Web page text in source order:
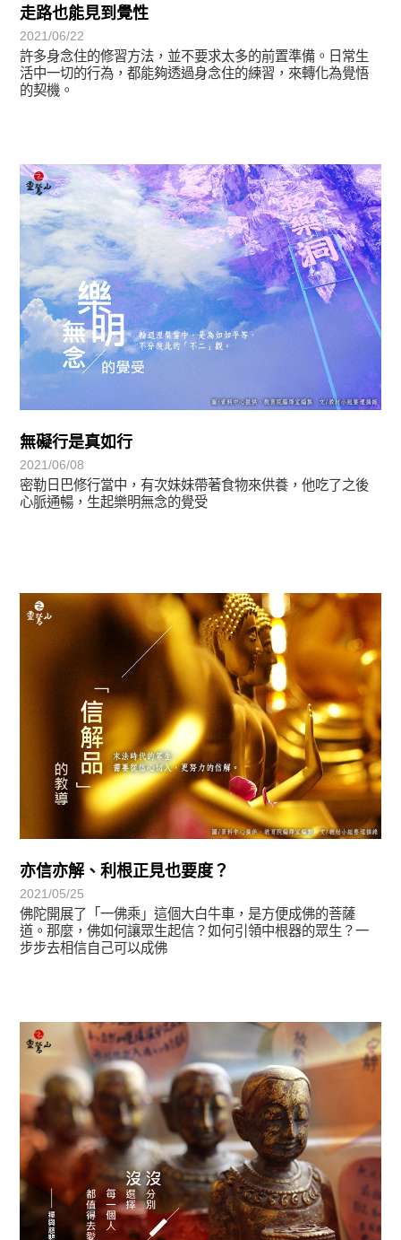
走路也能見到覺性
2021/06/22
許多身念住的修習方法，並不要求太多的前置準備。日常生
活中一切的行為，都能夠透過身念住的練習，來轉化為覺悟
的契機。
無礙行是真如行
2021/06/08
密勒日巴修行當中，有次妹妹帶著食物來供養，他吃了之後
心脈通暢，生起樂明無念的覺受
圓滿覺-華嚴期
亦信亦解、利根正見也要度？
2021/05/25
佛陀開展了「一佛乘」這個大白牛車，是方便成佛的菩薩
道。那麼，佛如何讓眾生起信？如何引領中根器的眾生？一
步步去相信自己可以成佛
覺有情-法華期
正法眼-般若期